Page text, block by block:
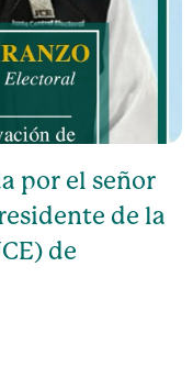
por el señor
de la
de